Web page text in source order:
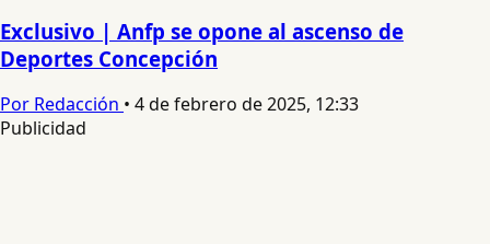
Exclusivo | Anfp se opone al ascenso de
Deportes Concepción
Por Redacción • 4 de febrero de 2025, 12:33
Publicidad